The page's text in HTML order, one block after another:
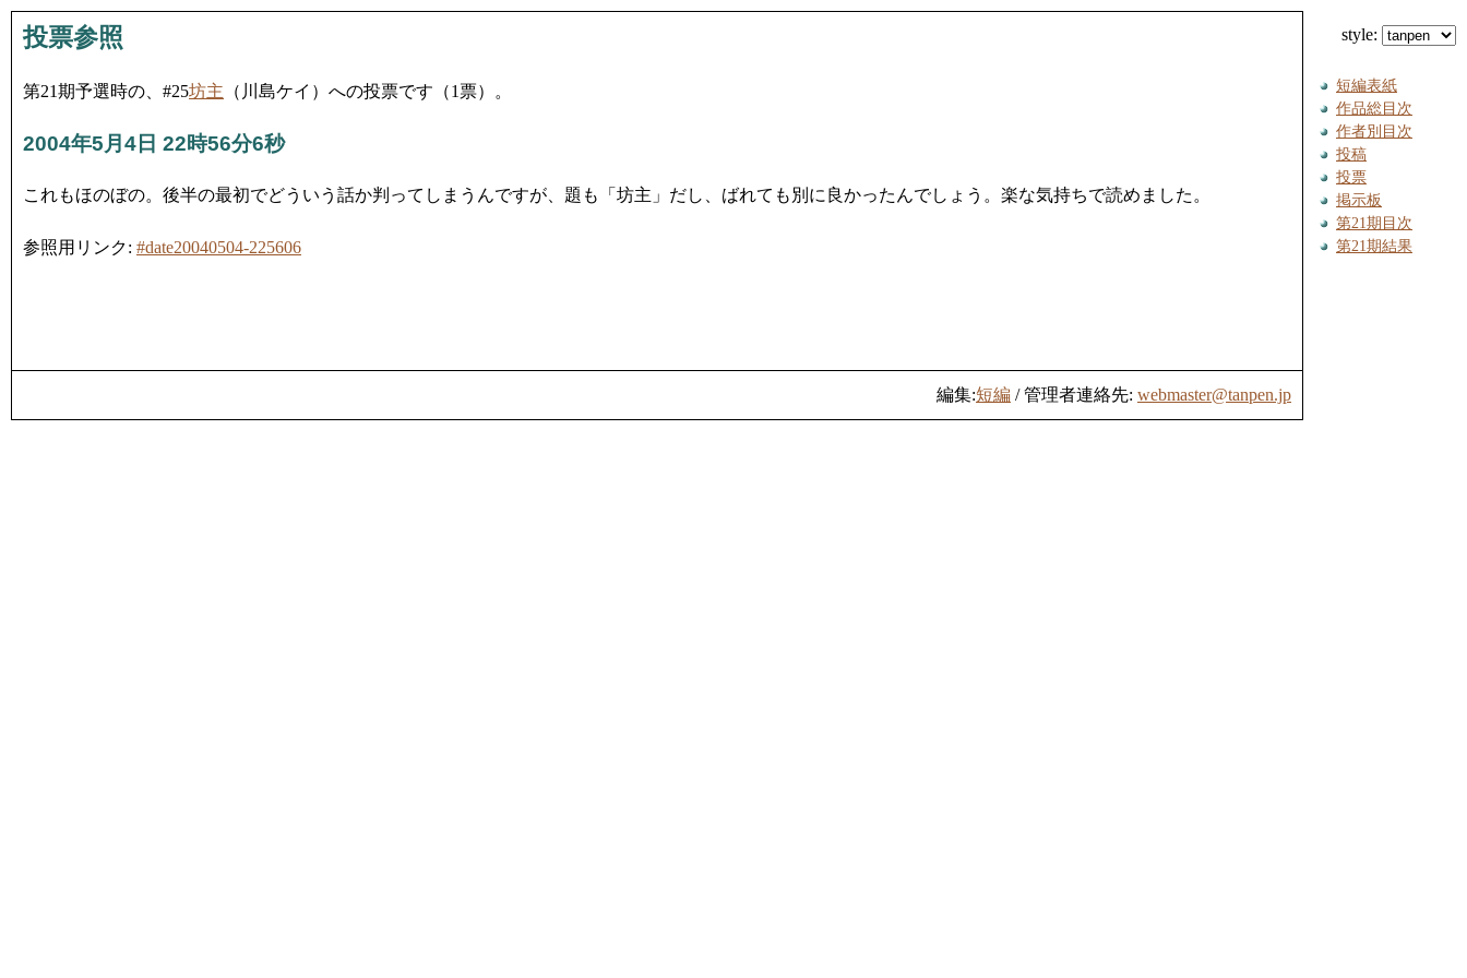
style:
投票参照
第21期予選時の、#25坊主 （川島ケイ）への投票です（1票）。
2004年5月4日 22時56分6秒
これもほのぼの。後半の最初でどういう話か判ってしまうんですが、題も「坊主」だし、ばれても別に良かったんでしょう。楽な気持ちで読めました。
参照用リンク: #date20040504-225606
編集:短編 / 管理者連絡先: webmaster@tanpen.jp
短編表紙
作品総目次
作者別目次
投稿
投票
掲示板
第21期目次
第21期結果